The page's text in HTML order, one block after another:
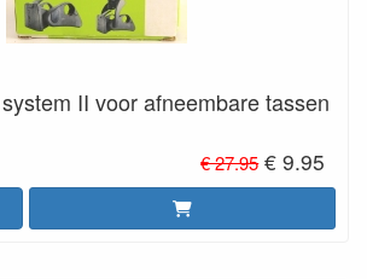
II voor afneembare tassen
€ 27.95 € 9.95